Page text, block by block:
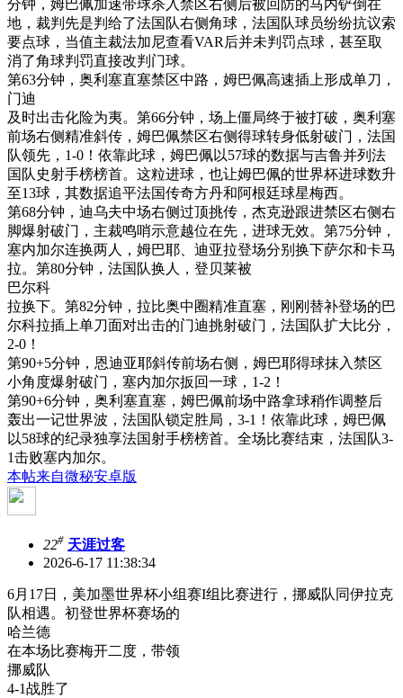
分钟，姆巴佩加速带球杀入禁区右侧后被回防的马内铲倒在
地，裁判先是判给了法国队右侧角球，法国队球员纷纷抗议索
要点球，当值主裁法加尼查看VAR后并未判罚点球，甚至取
消了角球判罚直接改判门球。
第63分钟，奥利塞直塞禁区中路，姆巴佩高速插上形成单刀，
门迪
及时出击化险为夷。第66分钟，场上僵局终于被打破，奥利塞
前场右侧精准斜传，姆巴佩禁区右侧得球转身低射破门，法国
队领先，1-0！依靠此球，姆巴佩以57球的数据与吉鲁并列法
国队史射手榜榜首。这粒进球，也让姆巴佩的世界杯进球数升
至13球，其数据追平法国传奇方丹和阿根廷球星梅西。
第68分钟，迪乌夫中场右侧过顶挑传，杰克逊跟进禁区右侧右
脚爆射破门，主裁鸣哨示意越位在先，进球无效。第75分钟，
塞内加尔连换两人，姆巴耶、迪亚拉登场分别换下萨尔和卡马
拉。第80分钟，法国队换人，登贝莱被
巴尔科
拉换下。第82分钟，拉比奥中圈精准直塞，刚刚替补登场的巴
尔科拉插上单刀面对出击的门迪挑射破门，法国队扩大比分，
2-0！
第90+5分钟，恩迪亚耶斜传前场右侧，姆巴耶得球抹入禁区
小角度爆射破门，塞内加尔扳回一球，1-2！
第90+6分钟，奥利塞直塞，姆巴佩前场中路拿球稍作调整后
轰出一记世界波，法国队锁定胜局，3-1！依靠此球，姆巴佩
以58球的纪录独享法国射手榜榜首。全场比赛结束，法国队3-
1击败塞内加尔。
本帖来自微秘安卓版
22# 天涯过客
2026-6-17 11:38:34
6月17日，美加墨世界杯小组赛I组比赛进行，挪威队同伊拉克
队相遇。初登世界杯赛场的
哈兰德
在本场比赛梅开二度，带领
挪威队
4-1战胜了